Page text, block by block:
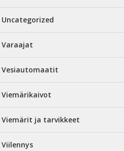
Uncategorized
Varaajat
Vesiautomaatit
Viemärikaivot
Viemärit ja tarvikkeet
Viilennys